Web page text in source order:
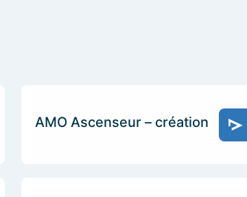
AMO Ascenseur – création